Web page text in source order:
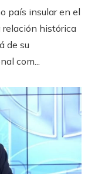
país insular en el
relación histórica
de su
com...